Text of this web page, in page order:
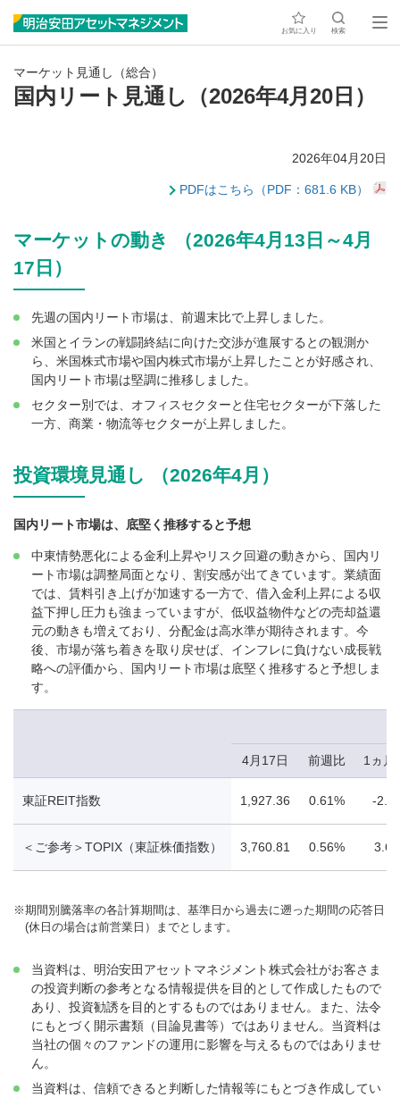
お気に入り 検索
マーケット見通し（総合）
国内リート見通し（2026年4月20日）
2026年04月20日
PDFはこちら（PDF：681.6 KB）
マーケットの動き （2026年4月13日～4月
17日）
先週の国内リート市場は、前週末比で上昇しました。
米国とイランの戦闘終結に向けた交渉が進展するとの観測か
ら、米国株式市場や国内株式市場が上昇したことが好感され、
国内リート市場は堅調に推移しました。
セクター別では、オフィスセクターと住宅セクターが下落した
一方、商業・物流等セクターが上昇しました。
投資環境見通し （2026年4月）
国内リート市場は、底堅く推移すると予想
中東情勢悪化による金利上昇やリスク回避の動きから、国内リ
ート市場は調整局面となり、割安感が出てきています。業績面
では、賃料引き上げが加速する一方で、借入金利上昇による収
益下押し圧力も強まっていますが、低収益物件などの売却益還
元の動きも増えており、分配金は高水準が期待されます。今
後、市場が落ち着きを取り戻せば、インフレに負けない成長戦
略への評価から、国内リート市場は底堅く推移すると予想しま
す。
4月17日 前週比 1ヵ月
東証REIT指数 1,927.36 0.61% -
＜ご参考＞TOPIX（東証株価指数） 3,760.81 0.56%
※期間別騰落率の各計算期間は、基準日から過去に遡った期間の応答日
(休日の場合は前営業日）までとします。
当資料は、明治安田アセットマネジメント株式会社がお客さま
の投資判断の参考となる情報提供を目的として作成したもので
あり、投資勧誘を目的とするものではありません。また、法令
にもとづく開示書類（目論見書等）ではありません。当資料は
当社の個々のファンドの運用に影響を与えるものではありませ
ん。
当資料は、信頼できると判断した情報等にもとづき作成してい